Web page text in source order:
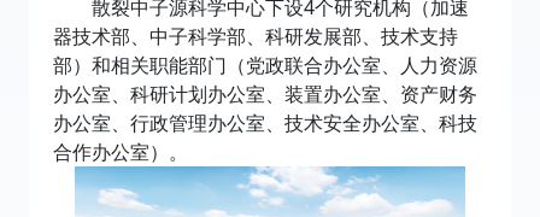
散裂中子源科学中心下设4个研究机构（加速
器技术部、中子科学部、科研发展部、技术支持
部）和相关职能部门（党政联合办公室、人力资源
办公室、科研计划办公室、装置办公室、资产财务
办公室、行政管理办公室、技术安全办公室、科技
合作办公室）。